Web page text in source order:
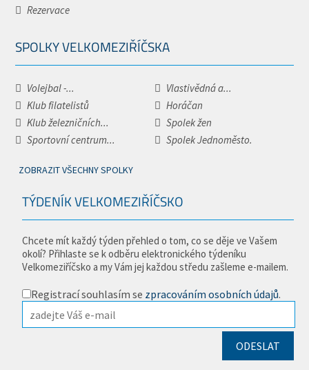
Rezervace
SPOLKY VELKOMEZIŘÍČSKA
Volejbal -...
Vlastivědná a...
Klub filatelistů
Horáčan
Klub železničních...
Spolek žen
Sportovní centrum...
Spolek Jednoměsto.
ZOBRAZIT VŠECHNY SPOLKY
TÝDENÍK VELKOMEZIŘÍČSKO
Chcete mít každý týden přehled o tom, co se děje ve Vašem
okolí? Přihlaste se k odběru elektronického týdeníku
Velkomeziříčsko a my Vám jej každou středu zašleme e-mailem.
Registrací souhlasím se zpracováním osobních údajů.